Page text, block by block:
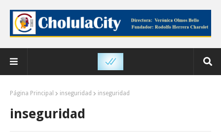
Página Principal inseguridad inseguridad
inseguridad